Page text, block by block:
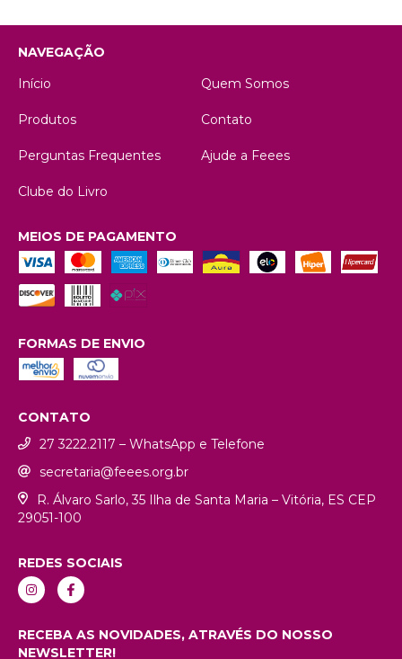
NAVEGAÇÃO
Início
Quem Somos
Produtos Contato
Perguntas Frequentes Ajude a Feees
Clube do Livro
MEIOS DE PAGAMENTO
FORMAS DE ENVIO
CONTATO
27 3222.2117 – WhatsApp e Telefone
secretaria@feees.org.br
R. Álvaro Sarlo, 35 Ilha de Santa Maria – Vitória, ES CEP
29051-100
REDES SOCIAIS
RECEBA AS NOVIDADES, ATRAVÉS DO NOSSO
NEWSLETTER!